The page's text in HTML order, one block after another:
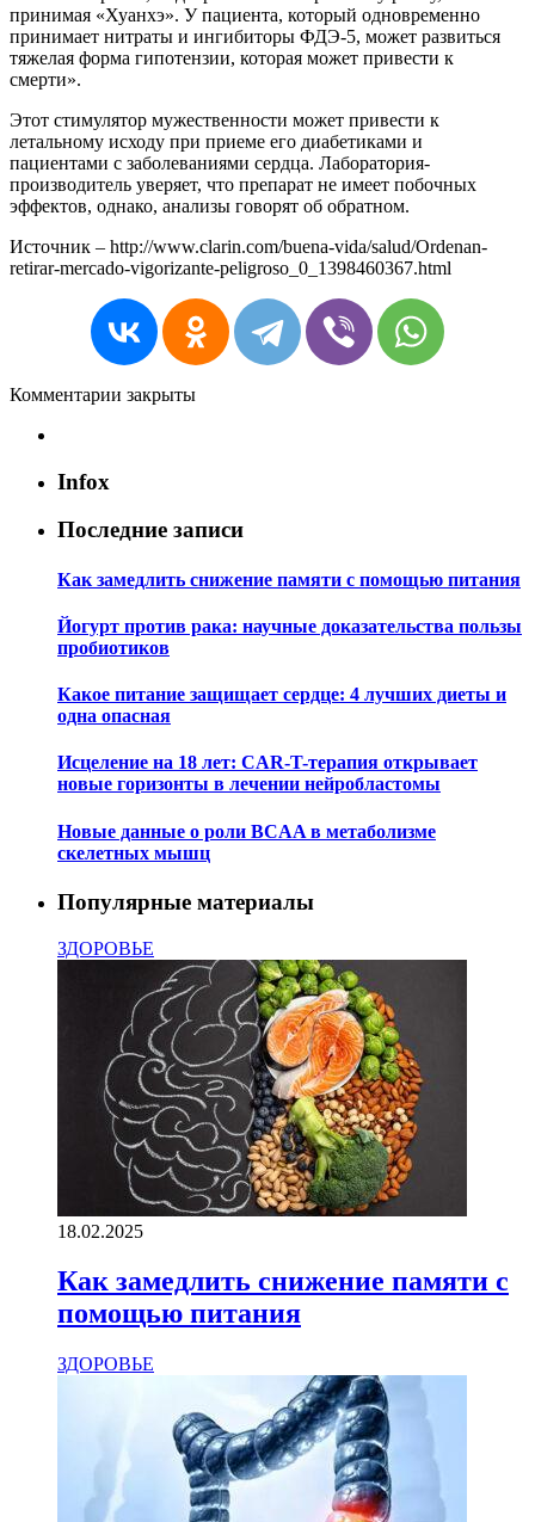
принимая «Хуанхэ». У пациента, который одновременно
принимает нитраты и ингибиторы ФДЭ-5, может развиться
тяжелая форма гипотензии, которая может привести к
смерти».
Этот стимулятор мужественности может привести к
летальному исходу при приеме его диабетиками и
пациентами с заболеваниями сердца. Лаборатория-
производитель уверяет, что препарат не имеет побочных
эффектов, однако, анализы говорят об обратном.
Источник – http://www.clarin.com/buena-vida/salud/Ordenan-
retirar-mercado-vigorizante-peligroso_0_1398460367.html
Комментарии закрыты
Infox
Последние записи
Как замедлить снижение памяти с помощью питания
Йогурт против рака: научные доказательства пользы
пробиотиков
Какое питание защищает сердце: 4 лучших диеты и
одна опасная
Исцеление на 18 лет: CAR-T-терапия открывает
новые горизонты в лечении нейробластомы
Новые данные о роли BCAA в метаболизме
скелетных мышц
Популярные материалы
ЗДОРОВЬЕ
18.02.2025
Как замедлить снижение памяти с
помощью питания
ЗДОРОВЬЕ